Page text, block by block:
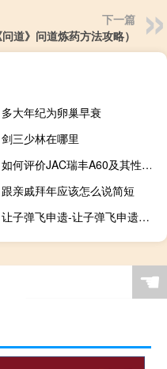
下一篇
道》问道炼药方法攻略）
多大年纪为卵巢早衰
剑三少林在哪里
如何评价JAC瑞丰A60及其性能？
跟亲戚拜年应该怎么说简短
让子弹飞申遗-让子弹飞申遗什么梗-「鲸吼社区」
☚